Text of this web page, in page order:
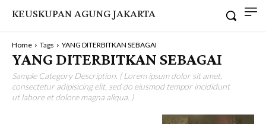
KEUSKUPAN AGUNG JAKARTA
Home Tags YANG DITERBITKAN SEBAGAI
YANG DITERBITKAN SEBAGAI
Sample Category Description. ( Lorem ipsum dolor sit amet,
consectetur adipisicing elit, sed do eiusmod tempor incididunt
ut labore et dolore magna aliqua. )